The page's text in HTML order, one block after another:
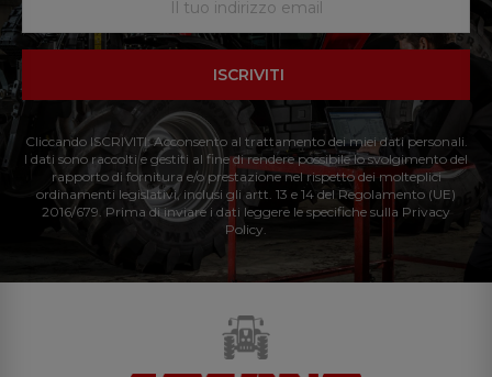
ISCRIVITI
Cliccando ISCRIVITI: Acconsento al trattamento dei miei dati personali.
I dati sono raccolti e gestiti al fine di rendere possibile lo svolgimento del
rapporto di fornitura e/o prestazione nel rispetto dei molteplici
ordinamenti legislativi, inclusi gli artt. 13 e 14 del Regolamento (UE)
2016/679. Prima di inviare i dati leggere le specifiche sulla Privacy
Policy.